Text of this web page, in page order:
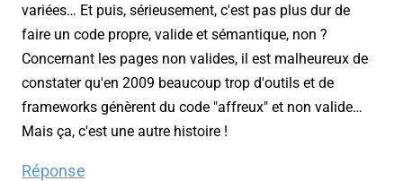
variées… Et puis, sérieusement, c'est pas plus dur de
faire un code propre, valide et sémantique, non ?
Concernant les pages non valides, il est malheureux de
constater qu'en 2009 beaucoup trop d'outils et de
frameworks génèrent du code "affreux" et non valide…
Mais ça, c'est une autre histoire !
Réponse